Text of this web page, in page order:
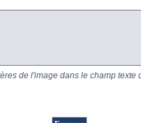
de l'image dans le champ texte